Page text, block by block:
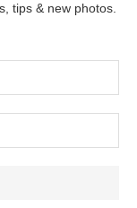
tips & new photos.